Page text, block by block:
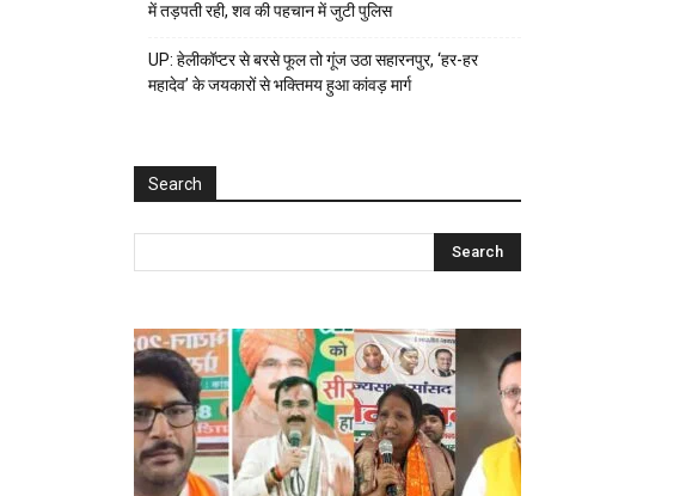
में तड़पती रही, शव की पहचान में जुटी पुलिस
UP: हेलीकॉप्टर से बरसे फूल तो गूंज उठा सहारनपुर, ‘हर-हर
महादेव’ के जयकारों से भक्तिमय हुआ कांवड़ मार्ग
Search